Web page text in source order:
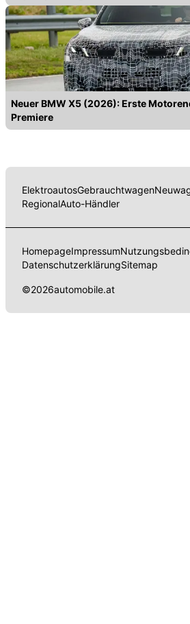
Neuer BMW X5 (2026): Erste
Premiere
ElektroautosGebrauchtwagen
RegionalAuto-Händler
HomepageImpressum
DatenschutzerklärungSitemap
©2026automobile.at